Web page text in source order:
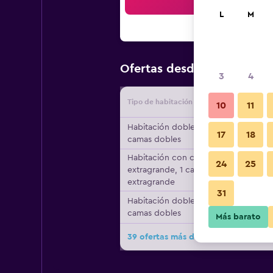
Ofertas desde Oferta
Tipo de habitación
Habitación doble, 2
camas dobles
Habitación con cama
extragrande, 1 cama
extragrande
Habitación doble, 2
camas dobles
39 ofertas más de Radisson Blu
L M
3 4
10 11
17 18
24 25
31
Más barato